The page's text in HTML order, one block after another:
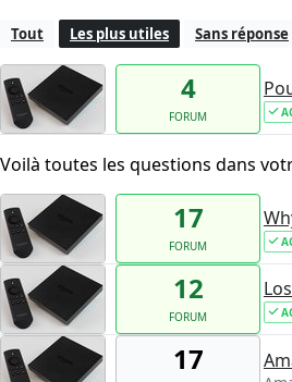
Tout Les plus utiles Sans réponse
4
FORUM
Voilà toutes les questions dans
17
FORUM
12
FORUM
17